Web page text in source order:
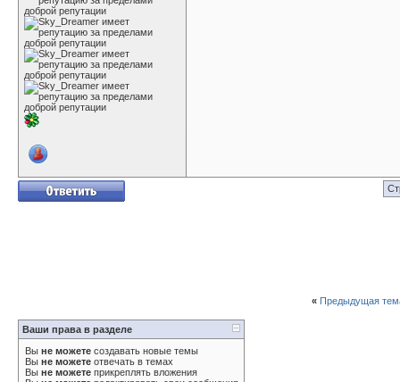
« Предыдущая
Ваши права в разделе
Вы не можете создавать новые темы
Вы не можете отвечать в темах
Вы не можете прикреплять вложения